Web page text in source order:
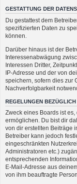
GESTATTUNG DER
Du gestattest dem
spezifizierten Daten zu
können.
Darüber hinaus ist der
Interessenabwägung
Interessen Dritter,
IP-Adresse und der von
speichern, sofern dies zur
Nachverfolgbarkeit
REGELUNGEN
Zweck eines Boards ist
ermöglichen. Du bist dir
von dir erstellten Beiträge
Betreiber kann jedoch
eingeschränkten
Administratoren etc.)
entsprechenden
E-Mail-Adresse aus
von ihm beauftragte